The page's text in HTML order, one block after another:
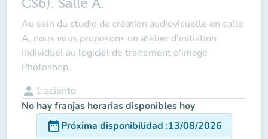
Au sein du studio de création audiovisuelle en salle
A, nous vous proposons un atelier d'initiation
individuel au logiciel de traitement d'image
Photoshop.
person 1 asiento
No hay franjas horarias disponibles hoy
date_rangePróxima disponibilidad :13/08/2026